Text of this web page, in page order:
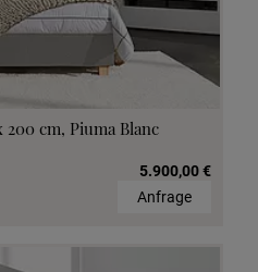
cm, Piuma Blanc
5.900,00 €
Anfrage